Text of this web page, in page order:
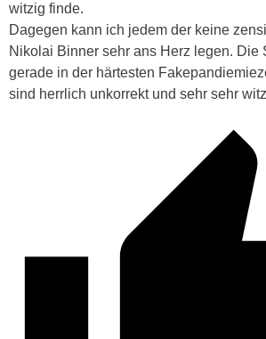
witzig finde.
Dagegen kann ich jedem der keine
Nikolai Binner sehr ans Herz legen. Die
gerade in der härtesten
sind herrlich unkorrekt und sehr sehr